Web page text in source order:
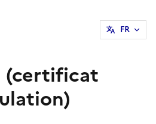
FR
(certificat